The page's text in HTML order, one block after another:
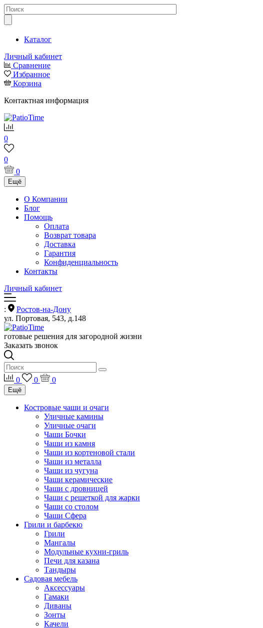
Каталог
Личный кабинет
Сравнение
Избранное
Корзина
Контактная информация
0
0
0
Ещё
О Компании
Блог
Помощь
Оплата
Возврат товара
Доставка
Гарантия
Конфиденциальность
Контакты
Личный кабинет
:
Ростов-на-Дону
ул. Портовая, 543, д.148
готовые решения для загородной жизни
Заказать звонок
0 0 0
Ещё
Костровые чаши и очаги
Уличные камины
Уличные очаги
Чаши Бочки
Чаши из камня
Чаши из кортеновой стали
Чаши из металла
Чаши из чугуна
Чаши керамические
Чаши с дровницей
Чаши с решеткой для жарки
Чаши со столом
Чаши Сфера
Грили и барбекю
Грили
Мангалы
Модульные кухни-гриль
Печи для казана
Тандыры
Садовая мебель
Аксессуары
Гамаки
Диваны
Зонты
Качели